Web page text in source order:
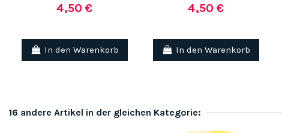
4,50 €
In den Warenkorb
4,50 €
In den Warenkorb
16 andere Artikel in der gleichen Kategorie: